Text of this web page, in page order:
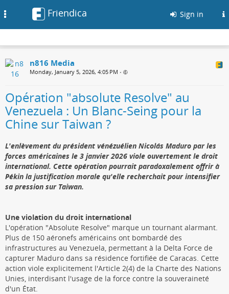
Friendica Sign in
n816 Media
Monday, January 5, 2026, 4:05 PM •
Opération "absolute Resolve" au
Venezuela : Un Blanc-Seing pour la
Chine sur Taiwan ?
L'enlèvement du président vénézuélien Nicolás Maduro par les
forces américaines le 3 janvier 2026 viole ouvertement le droit
international. Cette opération pourrait paradoxalement offrir à
Pékin la justification morale qu'elle recherchait pour intensifier
sa pression sur Taiwan.
Une violation du droit international
L'opération "Absolute Resolve" marque un tournant alarmant.
Plus de 150 aéronefs américains ont bombardé des
infrastructures au Venezuela, permettant à la Delta Force de
capturer Maduro dans sa résidence fortifiée de Caracas. Cette
action viole explicitement l'Article 2(4) de la Charte des Nations
Unies, interdisant l'usage de la force contre la souveraineté
d'un État.